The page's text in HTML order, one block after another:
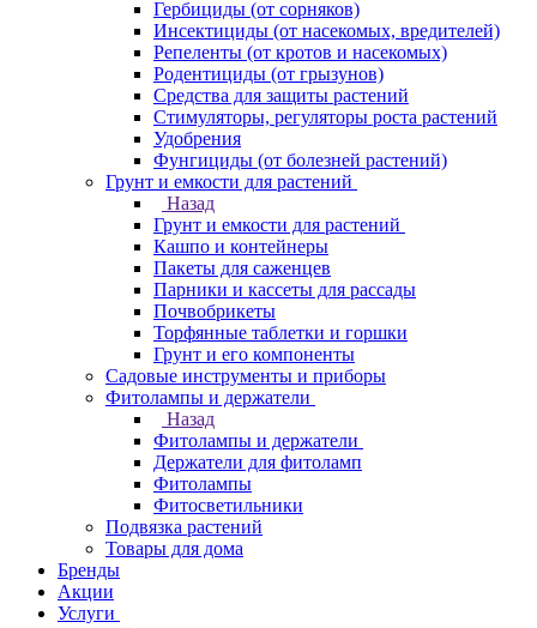
Гербициды (от сорняков)
Инсектициды (от насекомых, вредителей)
Репеленты (от кротов и насекомых)
Родентициды (от грызунов)
Средства для защиты растений
Стимуляторы, регуляторы роста растений
Удобрения
Фунгициды (от болезней растений)
Грунт и емкости для растений
Назад
Грунт и емкости для растений
Кашпо и контейнеры
Пакеты для саженцев
Парники и кассеты для рассады
Почвобрикеты
Торфянные таблетки и горшки
Грунт и его компоненты
Садовые инструменты и приборы
Фитолампы и держатели
Назад
Фитолампы и держатели
Держатели для фитоламп
Фитолампы
Фитосветильники
Подвязка растений
Товары для дома
Бренды
Акции
Услуги